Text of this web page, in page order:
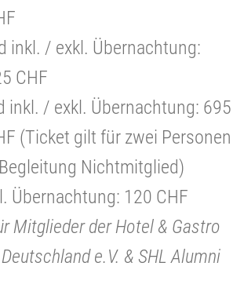
inkl. / exkl. Übernachtung:
CHF
inkl. / exkl. Übernachtung: 695
(Ticket gilt für zwei Personen
Nichtmitglied)
Übernachtung: 120 CHF
Mitglieder der Hotel & Gastro
e.V. & SHL Alumni